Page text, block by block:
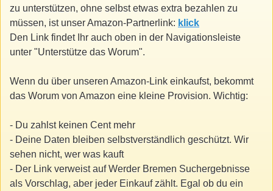
zu unterstützen, ohne selbst etwas extra bezahlen zu
müssen, ist unser Amazon-Partnerlink: klick
Den Link findet Ihr auch oben in der Navigationsleiste
unter "Unterstütze das Worum".
Wenn du über unseren Amazon-Link einkaufst, bekommt
das Worum von Amazon eine kleine Provision. Wichtig:
- Du zahlst keinen Cent mehr
- Deine Daten bleiben selbstverständlich geschützt. Wir
sehen nicht, wer was kauft
- Der Link verweist auf Werder Bremen Suchergebnisse
als Vorschlag, aber jeder Einkauf zählt. Egal ob du ein